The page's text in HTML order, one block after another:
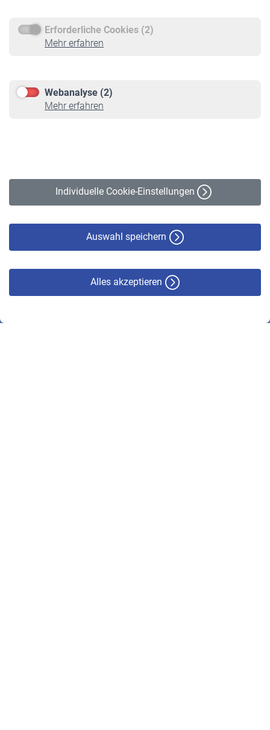
Erforderliche Cookies (2)
Mehr erfahren
Webanalyse (2)
Mehr erfahren
Individuelle Cookie-Einstellungen
Auswahl speichern
Alles akzeptieren
Service
Informationen
Online-Rechner
VBLnewsletter
Erklärung zur Barrierefreiheit
© VBL 2026